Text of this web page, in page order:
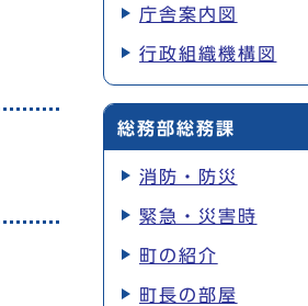
庁舎案内図
行政組織機構図
総務部総務課
消防・防災
緊急・災害時
町の紹介
町長の部屋